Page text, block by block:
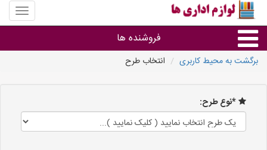
منوی
سایت
اداری
فروشنده ها
استان ها
برگشت به محیط کاربری انتخاب طرح
*نوع طرح: